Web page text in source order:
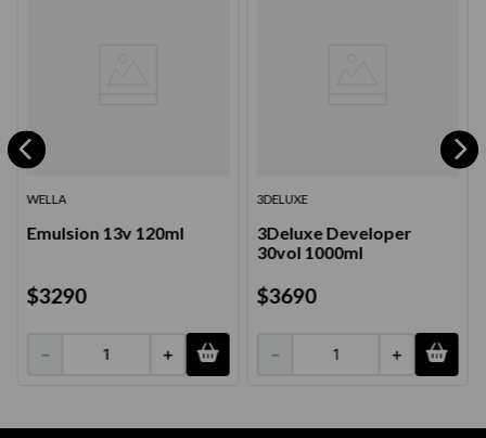
WELLA
Emulsion 13v 120ml
$3290
＋
－
3DELUXE
3Deluxe Developer
30vol 1000ml
$3690
＋
－